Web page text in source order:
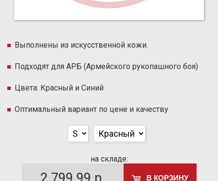
Выполнены из искусственной кожи.
Подходят для АРБ (Армейского рукопашного боя)
Цвета: Красный и Синий
Оптимальный вариант по цене и качеству
на складе:
В КОРЗИНУ